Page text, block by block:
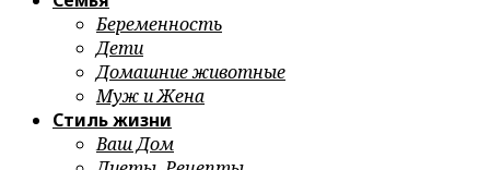
Беременность
Дети
Домашние животные
Муж и Жена
Стиль жизни
Ваш Дом